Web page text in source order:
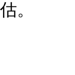
估。